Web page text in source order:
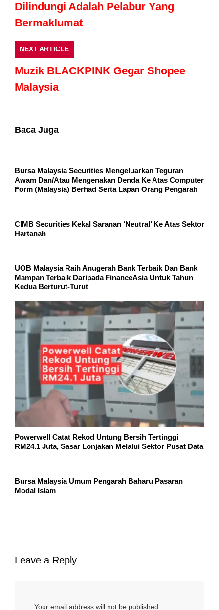
Dilindungi Adalah Pelabur Yang
Bermaklumat
NEXT ARTICLE
Muzik BLACKPINK Gegar Shopee
Malaysia
Baca Juga
Bursa Malaysia Securities Mengeluarkan Teguran
Awam Dan/Atau Mengenakan Denda Ke Atas Computer
Form (Malaysia) Berhad Serta Lapan Orang Pengarah
CIMB Securities Kekal Saranan ‘Neutral’ Ke Atas Sektor
Hartanah
UOB Malaysia Raih Anugerah Bank Terbaik Dan Bank
Mampan Terbaik Daripada FinanceAsia Untuk Tahun
Kedua Berturut-Turut
Powerwell Catat Rekod Untung Bersih Tertinggi
RM24.1 Juta, Sasar Lonjakan Melalui Sektor Pusat Data
Bursa Malaysia Umum Pengarah Baharu Pasaran
Modal Islam
Leave a Reply
Your email address will not be published.